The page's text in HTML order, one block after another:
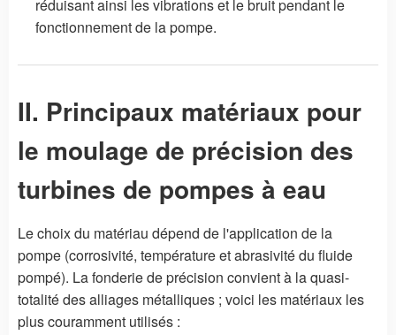
réduisant ainsi les vibrations et le bruit pendant le
fonctionnement de la pompe.
II. Principaux matériaux pour
le moulage de précision des
turbines de pompes à eau
Le choix du matériau dépend de l'application de la
pompe (corrosivité, température et abrasivité du fluide
pompé). La fonderie de précision convient à la quasi-
totalité des alliages métalliques ; voici les matériaux les
plus couramment utilisés :